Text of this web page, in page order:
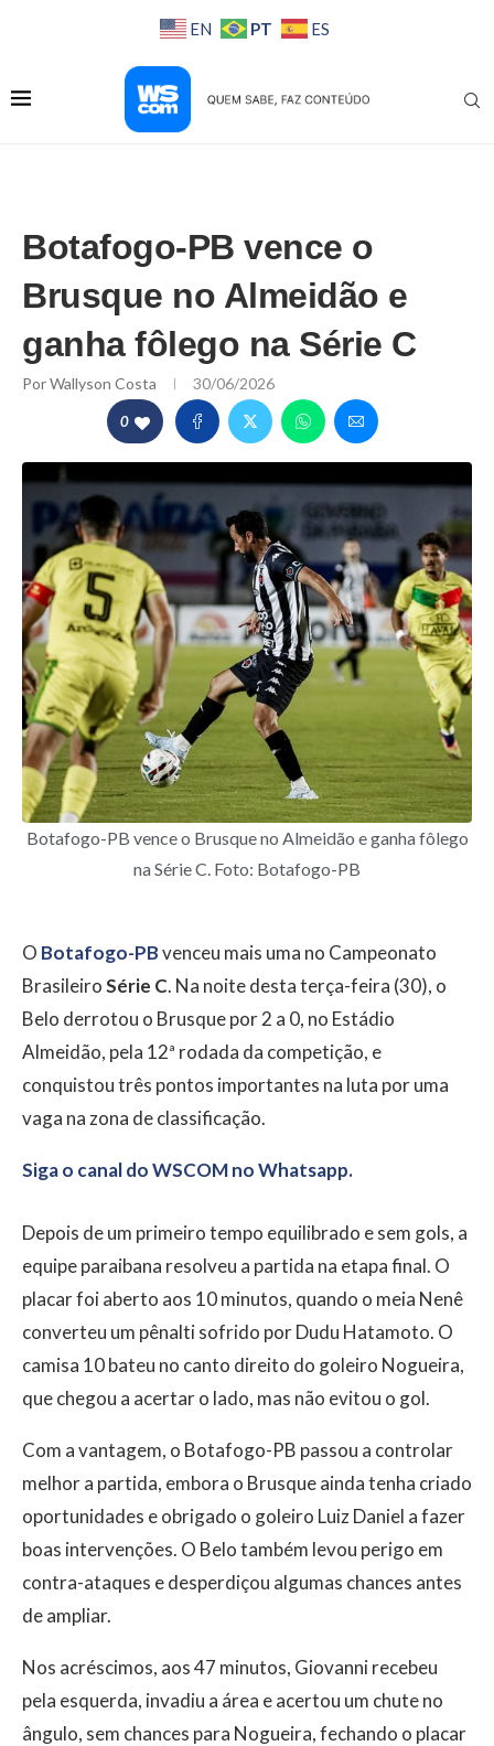
EN PT ES
Botafogo-PB vence o
Brusque no Almeidão e
ganha fôlego na Série C
PorWallyson Costa 30/06/2026
0
Botafogo-PB vence o Brusque no Almeidão e ganha fôlego
na Série C. Foto: Botafogo-PB
O Botafogo-PBvenceu mais uma no Campeonato
BrasileiroSérie C. Na noite desta terça-feira (30), o
Belo derrotou o Brusque por 2 a 0, no Estádio
Almeidão, pela 12ª rodada da competição, e
conquistou três pontos importantes na luta por uma
vaga na zona de classificação.
Siga o canal do WSCOM no Whatsapp.
Depois de um primeiro tempo equilibrado e sem gols, a
equipe paraibana resolveu a partida na etapa final. O
placar foi aberto aos 10 minutos, quando o meia Nenê
converteu um pênalti sofrido por Dudu Hatamoto. O
camisa 10 bateu no canto direito do goleiro Nogueira,
que chegou a acertar o lado, mas não evitou o gol.
Com a vantagem, o Botafogo-PB passou a controlar
melhor a partida, embora o Brusque ainda tenha criado
oportunidades e obrigado o goleiro Luiz Daniel a fazer
boas intervenções. O Belo também levou perigo em
contra-ataques e desperdiçou algumas chances antes
de ampliar.
Nos acréscimos, aos 47 minutos, Giovanni recebeu
pela esquerda, invadiu a área e acertou um chute no
ângulo, sem chances para Nogueira, fechando o placar